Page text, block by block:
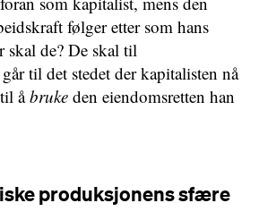
følger etter som hans
skal de? De skal til
til det stedet der kapitalisten nå
åbruke den eiendomsretten han
produksjonens sfære